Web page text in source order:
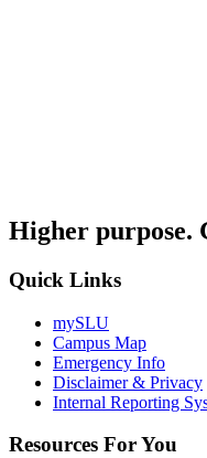
Higher purpose.
Quick Links
mySLU
Campus Map
Emergency Info
Disclaimer & Privacy
Internal Reporting
Resources For You